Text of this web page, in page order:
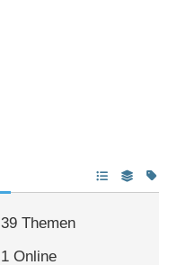
39 Themen
1 Online